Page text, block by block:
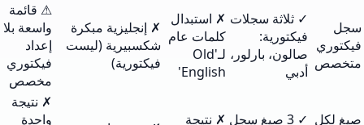
سجل
فيكتوري
متخصص
✓ ثلاثة سجلات
فيكتورية:
صالون، بارلور،
أدبي
✗ استبدال
كلمات عام
لـ'Old
English'
✗ إنجليزية مبكرة
شكسبيرية (ليست
فيكتورية)
⚠ قائمة
واسعة بلا
إعداد
فيكتوري
مخصص
صيغ لكل
✓ 3 صيغ سجل ✗ نتيجة
✗ نتيجة
واحدة